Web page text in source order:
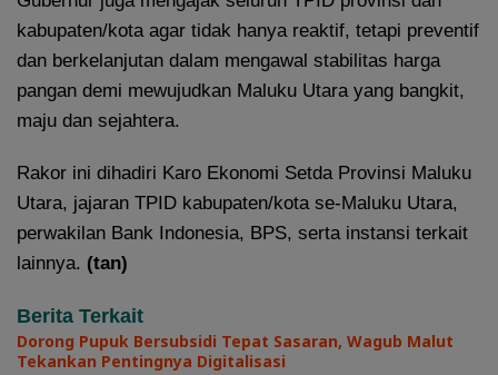
kabupaten/kota agar tidak hanya reaktif, tetapi preventif
dan berkelanjutan dalam mengawal stabilitas harga
pangan demi mewujudkan Maluku Utara yang bangkit,
maju dan sejahtera.
Rakor ini dihadiri Karo Ekonomi Setda Provinsi Maluku
Utara, jajaran TPID kabupaten/kota se-Maluku Utara,
perwakilan Bank Indonesia, BPS, serta instansi terkait
lainnya. (tan)
Berita Terkait
Dorong Pupuk Bersubsidi Tepat Sasaran, Wagub Malut
Tekankan Pentingnya Digitalisasi